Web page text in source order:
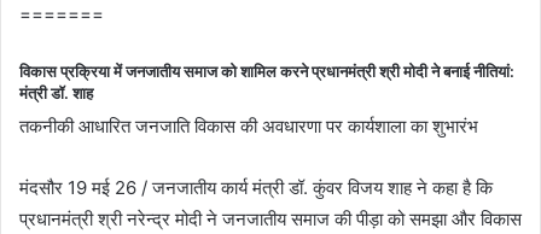
=======
विकास प्रक्र‍िया में जनजातीय समाज को शामिल करने प्रधानमंत्री श्री मोदी ने बनाई नीतियां:
मंत्री डॉ. शाह
तकनीकी आधारित जनजाति विकास की अवधारणा पर कार्यशाला का शुभारंभ
मंदसौर 19 मई 26 / जनजातीय कार्य मंत्री डॉ. कुंवर विजय शाह ने कहा है कि
प्रधानमंत्री श्री नरेन्‍द्र मोदी ने जनजातीय समाज की पीड़ा को समझा और विकास